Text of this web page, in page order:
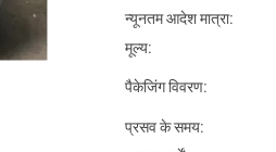
न्यूनतम आदेश मात्रा:
मूल्य:
पैकेजिंग विवरण:
प्रसव के समय: